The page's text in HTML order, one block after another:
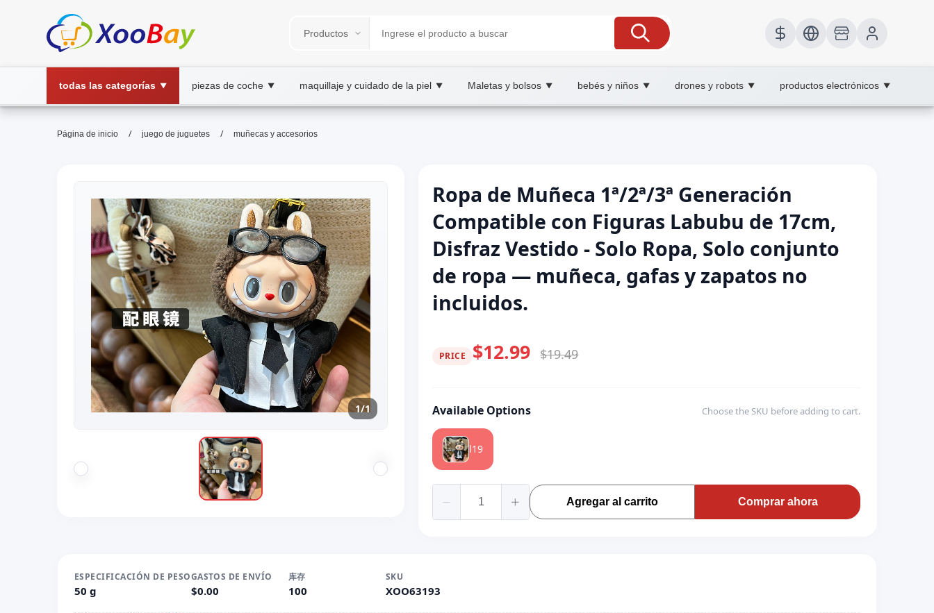
todas las categorías ▼ piezas de coche ▼ maquillaje y cuidado de la piel ▼ Maletas y bolsos ▼ bebés y niños ▼ drones y robots ▼ productos electrónicos ▼
Página de inicio / juego de juguetes / muñecas y accesorios
1/1
Ropa de Muñeca 1ª/2ª/3ª Generación
Compatible con Figuras Labubu de 17cm,
Disfraz Vestido - Solo Ropa, Solo conjunto
de ropa — muñeca, gafas y zapatos no
incluidos.
PRICE $12.99 $19.49
Available Options Choose the SKU before adding to cart.
l19
Agregar al carrito Comprar ahora
ESPECIFICACIÓN DE PESO
50 g
GASTOS DE ENVÍO
$0.00
库存
100
SKU
XOO63193